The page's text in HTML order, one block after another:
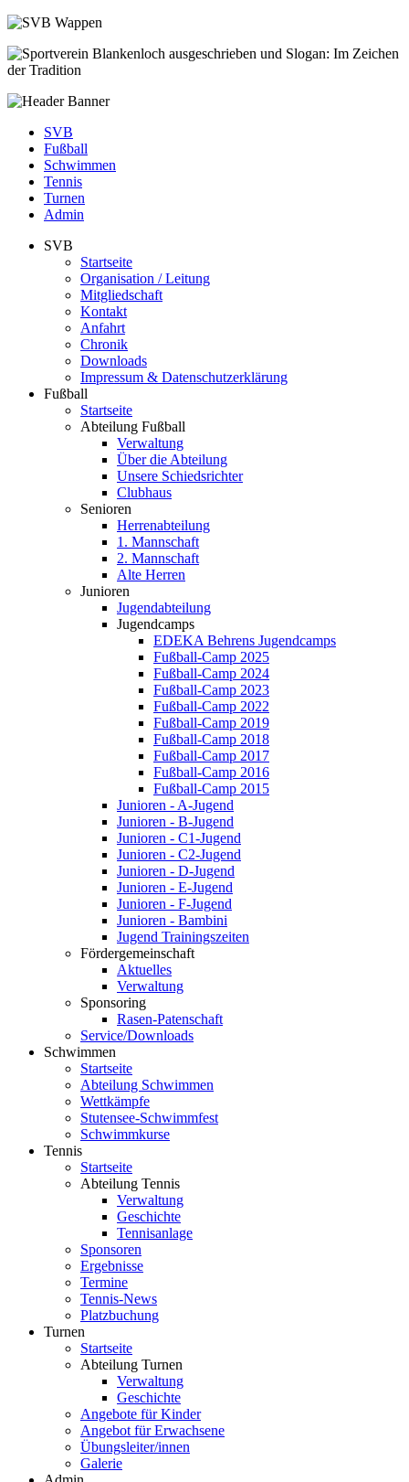
SVB
Fußball
Schwimmen
Tennis
Turnen
Admin
SVB
Startseite
Organisation / Leitung
Mitgliedschaft
Kontakt
Anfahrt
Chronik
Downloads
Impressum & Datenschutzerklärung
Fußball
Startseite
Abteilung Fußball
Verwaltung
Über die Abteilung
Unsere Schiedsrichter
Clubhaus
Senioren
Herrenabteilung
1. Mannschaft
2. Mannschaft
Alte Herren
Junioren
Jugendabteilung
Jugendcamps
EDEKA Behrens Jugendcamps
Fußball-Camp 2025
Fußball-Camp 2024
Fußball-Camp 2023
Fußball-Camp 2022
Fußball-Camp 2019
Fußball-Camp 2018
Fußball-Camp 2017
Fußball-Camp 2016
Fußball-Camp 2015
Junioren - A-Jugend
Junioren - B-Jugend
Junioren - C1-Jugend
Junioren - C2-Jugend
Junioren - D-Jugend
Junioren - E-Jugend
Junioren - F-Jugend
Junioren - Bambini
Jugend Trainingszeiten
Fördergemeinschaft
Aktuelles
Verwaltung
Sponsoring
Rasen-Patenschaft
Service/Downloads
Schwimmen
Startseite
Abteilung Schwimmen
Wettkämpfe
Stutensee-Schwimmfest
Schwimmkurse
Tennis
Startseite
Abteilung Tennis
Verwaltung
Geschichte
Tennisanlage
Sponsoren
Ergebnisse
Termine
Tennis-News
Platzbuchung
Turnen
Startseite
Abteilung Turnen
Verwaltung
Geschichte
Angebote für Kinder
Angebot für Erwachsene
Übungsleiter/innen
Galerie